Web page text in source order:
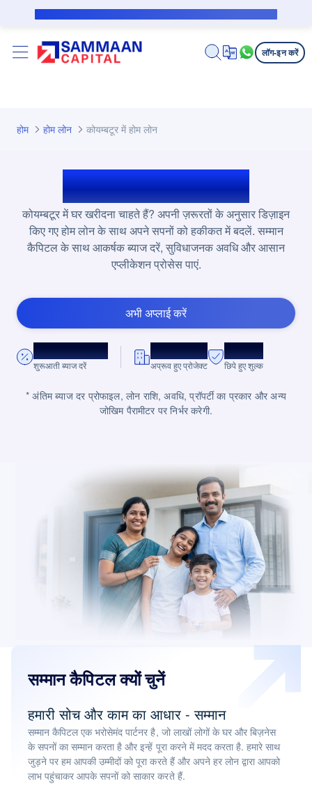
मुख्य कंटेंट पर जाएं
लॉग-इन करें
होम होम लोन कोयम्‍बटूर में होम लोन
कोयम्‍बटूर में होम लोन
कोयम्बटूर में घर खरीदना चाहते हैं? अपनी ज़रूरतों के अनुसार डिज़ाइन
किए गए होम लोन के साथ अपने सपनों को हकीकत में बदलें. सम्मान
कैपिटल के साथ आकर्षक ब्याज दरें, सुविधाजनक अवधि और आसान
एप्लीकेशन प्रोसेस पाएं.
अभी अप्लाई करें
*8.75% प्रति वर्ष.
शुरूआती ब्याज दरें
10,000+
अप्रूव हुए प्रोजेक्ट
ज़ीरो
छिपे हुए शुल्क
* अंतिम ब्याज दर प्रोफाइल, लोन राशि, अवधि, प्रॉपर्टी का प्रकार और अन्य
जोखिम पैरामीटर पर निर्भर करेगी.
सम्मान कैपिटल क्यों चुनें
हमारी सोच और काम का आधार - सम्मान
सम्मान कैपिटल एक भरोसेमंद पार्टनर है, जो लाखों लोगों के घर और बिज़नेस
के सपनों का सम्मान करता है और इन्हें पूरा करने में मदद करता है. हमारे साथ
जुड़ने पर हम आपकी उम्मीदों को पूरा करते हैं और अपने हर लोन द्वारा आपको
लाभ पहुंचाकर आपके सपनों को साकार करते हैं.